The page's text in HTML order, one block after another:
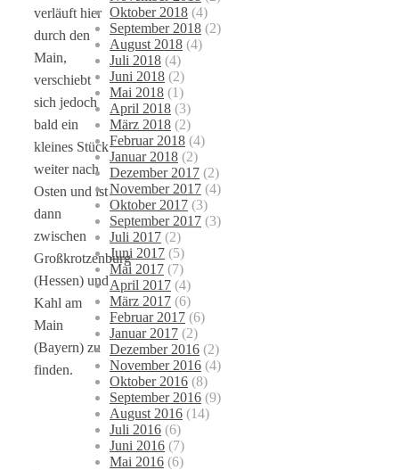
verläuft hier
durch den
Main,
verschiebt
sich jedoch
bald ein
kleines Stück
weiter nach
Osten und ist
dann
zwischen
Großkrotzenburg
(Hessen) und
Kahl am
Main
(Bayern) zu
finden.
Oktober 2018 (4)
September 2018 (2)
August 2018 (4)
Juli 2018 (4)
Juni 2018 (2)
Mai 2018 (1)
April 2018 (3)
März 2018 (2)
Februar 2018 (4)
Januar 2018 (2)
Dezember 2017 (2)
November 2017 (4)
Oktober 2017 (3)
September 2017 (3)
Juli 2017 (2)
Juni 2017 (5)
Mai 2017 (7)
April 2017 (4)
März 2017 (6)
Februar 2017 (6)
Januar 2017 (2)
Dezember 2016 (2)
November 2016 (4)
Oktober 2016 (8)
September 2016 (9)
August 2016 (14)
Juli 2016 (6)
Juni 2016 (7)
Mai 2016 (6)